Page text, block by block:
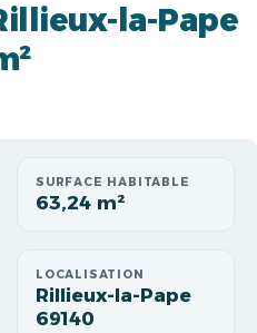
la-Pape
SURFACE HABITABLE
63,24 m²
LOCALISATION
Rillieux-la-Pape
69140